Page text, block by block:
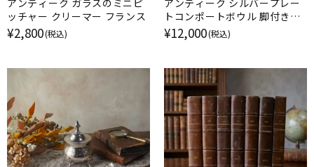
アンティーク ガラスのミニピ
ッチャー クリーマー フランス
¥2,800(税込)
アンティーク シルバープレー
トコンポートボウル 脚付きデ
ィッシュ フランス
¥12,000(税込)